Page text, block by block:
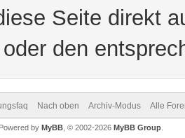
Seite direkt
den
Nach oben Archiv-Modus Alle
Powered by MyBB , © 2002-2026 MyBB Group